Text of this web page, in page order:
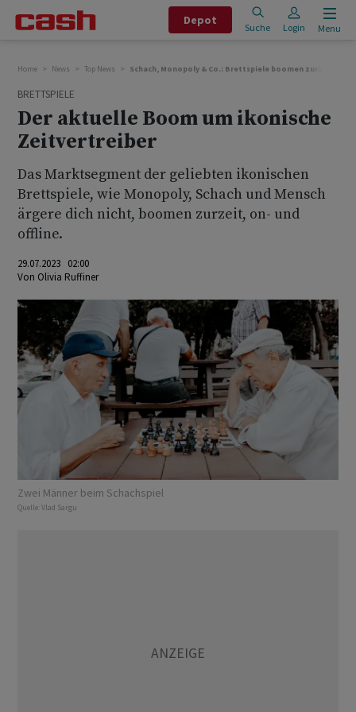
Depot
Suche Login Menu
Home News Top News Schach, Monopoly & Co.: Brettspiele boomen zurzeit
BRETTSPIELE
Der aktuelle Boom um ikonische
Zeitvertreiber
Das Marktsegment der geliebten ikonischen
Brettspiele, wie Monopoly, Schach und Mensch
ärgere dich nicht, boomen zurzeit, on- und
offline.
29.07.2023 02:00
Von Olivia Ruffiner
Zwei Männer beim Schachspiel
Quelle: Vlad Sargu